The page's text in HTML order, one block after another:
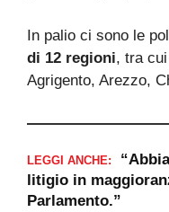
In palio ci sono le
di 12 regioni, tra cui
Agrigento, Arezzo,
LEGGI ANCHE:
litigio in
Parlamento.”